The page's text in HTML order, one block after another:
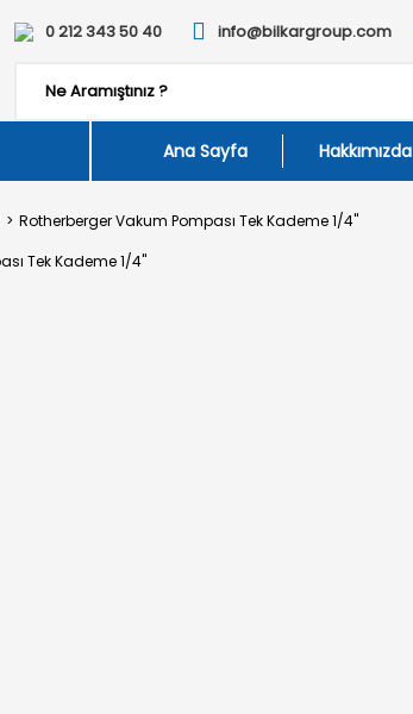
0 212 343 50 40 info@bilkargroup.com
Ana Sayfa Hakkımızda
Rotherberger Vakum Pompası Tek Kademe 1/4''